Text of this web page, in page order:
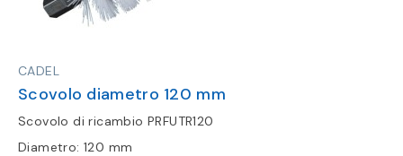
CADEL
Scovolo diametro 120 mm
Scovolo di ricambio PRFUTR120
Diametro: 120 mm